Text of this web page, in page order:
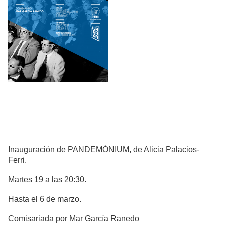
Inauguración de PANDEMÓNIUM, de Alicia Palacios-
Ferri.
Martes 19 a las 20:30.
Hasta el 6 de marzo.
Comisariada por Mar García Ranedo